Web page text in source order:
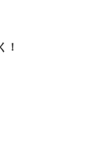
！